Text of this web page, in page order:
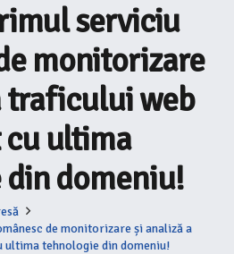
serviciu
monitorizare
traficului web
ultima
domeniu!
de monitorizare și analiză a
ultima tehnologie din domeniu!